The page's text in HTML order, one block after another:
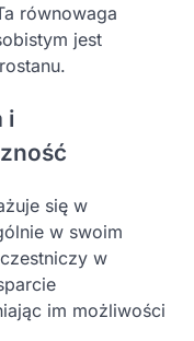
równowaga
jest
i
się w
w swoim
w
im możliwości